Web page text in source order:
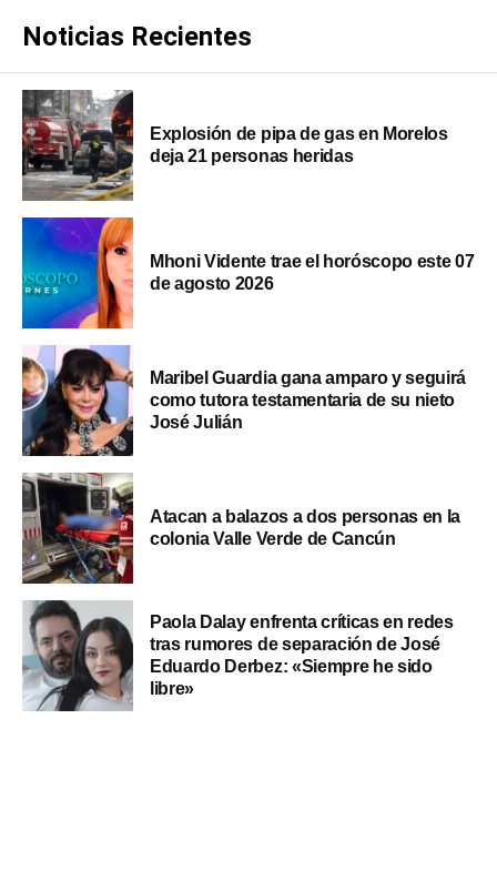
Noticias Recientes
Explosión de pipa de gas en Morelos
deja 21 personas heridas
Mhoni Vidente trae el horóscopo este 07
de agosto 2026
Maribel Guardia gana amparo y seguirá
como tutora testamentaria de su nieto
José Julián
Atacan a balazos a dos personas en la
colonia Valle Verde de Cancún
Paola Dalay enfrenta críticas en redes
tras rumores de separación de José
Eduardo Derbez: «Siempre he sido
libre»